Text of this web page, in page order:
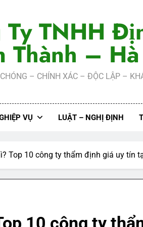
Ty TNHH
Thành –
– CHÍNH XÁC – ĐỘC LẬP –
VỤ LUẬT – NGHỊ ĐỊNH
Top 10 công ty thẩm định giá uy tín
10 công ty